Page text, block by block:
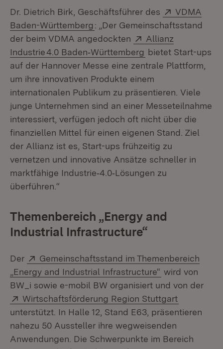
Dr. Dietrich Birk, Geschäftsführer des Extern:
VDMA
Baden-Württemberg(Öffnet in neuem Fenster)
: „Der Gemeinschaftsstand
der beim VDMA angedockten
Extern:
Allianz
Industrie 4.0 Baden‑Württemberg (Öffnet in neuem
bietet Start-ups
auf der Hannover Messe eine zentrale Plattform,
um ihre innovativen Produkte einem
internationalen Publikum zu präsentieren. Viele
junge Unternehmen sind an einer Messeteilnahme
interessiert, verfügen jedoch oft nicht über die
finanziellen Mittel für einen eigenen Stand. Ziel
der Allianz ist es, Start-ups frühzeitig zu
vernetzen und innovative Ansätze schneller in
marktfähige Industrie‑4.0‑Lösungen zu
überführen.“
Themenbereich „Energy and
Industrial Infrastructure“
Der Extern:
Gemeinschaftsstand im Themenbereich
„Energy and Industrial Infrastructure“ (Öffnet in
wird von
BW_i sowie e-mobil BW organisiert und von der
Extern:
Wirtschaftsförderung Region Stuttgart
unterstützt. In Halle 12, Stand E63, präsentieren
nahezu 50 Aussteller ihre wegweisenden
Anwendungen. Die Schwerpunkte im Bereich